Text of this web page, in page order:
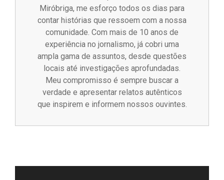
Miróbriga, me esforço todos os dias para
contar histórias que ressoem com a nossa
comunidade. Com mais de 10 anos de
experiência no jornalismo, já cobri uma
ampla gama de assuntos, desde questões
locais até investigações aprofundadas.
Meu compromisso é sempre buscar a
verdade e apresentar relatos autênticos
que inspirem e informem nossos ouvintes.